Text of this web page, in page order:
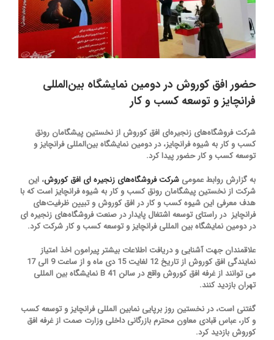
حضور افق کوروش در دومین نمایشگاه بین‌المللی
فرانچایز و توسعه کسب و کار
شرکت فروشگاه‌های زنجیره‌ای افق کوروش از نخستین پیشگامان رونق
کسب و کار به شیوه فرانچایز، در دومین نمایشگاه بین‌المللی فرانچایز و
توسعه کسب و کار حضور پیدا کرد.
به گزارش روابط عمومی شرکت فروشگاه‌های زنجیره ای افق کوروش، این
شرکت از نخستین پیشگامان رونق کسب و کار به شیوه فرانچایز است که با
هدف معرفی این شیوه کسب و کار در افق کوروش و ﺗﺒﯿﯿﻦ ﻇﺮﻓﯿﺖ‌ﻫﺎی
ﻓﺮاﻧﭽﺎﯾﺰ در راﺳﺘﺎی ﺗﻮﺳﻌﻪ اﺷﺘﻐﺎل ﭘﺎﯾﺪار در صنعت فروشگاه‌های زنجیره ای
در دومین نمایشگاه بین المللی فرانچایز و توسعه کسب و کار شرکت کرد.
علاقمندان جهت آشنایی و دریافت اطلاعات بیشتر پیرامون اخذ امتیاز
نمایندگی افق کوروش از تاریخ 12 لغایت 15 دی ماه و از ساعت 9 الی 17
می توانند از غرفه افق کوروش واقع در سالن 41 B نمایشگاه بین المللی
تهران بازدید کنند.
گفتنی است، در نخستین روز برپایی نمابین المللی فرانچایز و توسعه کسب
و کار، عباس قبادی معاون محترم بازرگانی داخلی وزارت صمت از غرفه افق
کوروش بازدید کرد.